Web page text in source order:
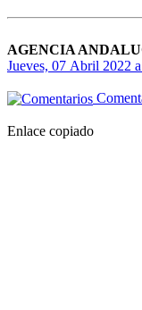
AGENCIA
Jueves, 07 Abril 2022
Enlace copiado